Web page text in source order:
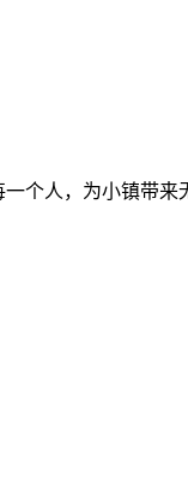
个人，为小镇带来